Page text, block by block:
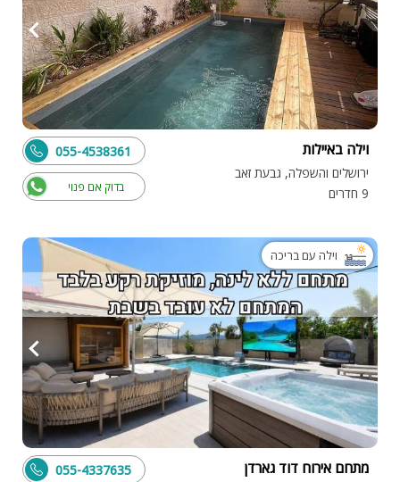
וילה באיילות
ירושלים והשפלה, גבעת זאב
9 חדרים
בדוק אם פנוי
055-4538361
וילה עם בריכה
מתחם אירוח דוד גארדן 055-4337635